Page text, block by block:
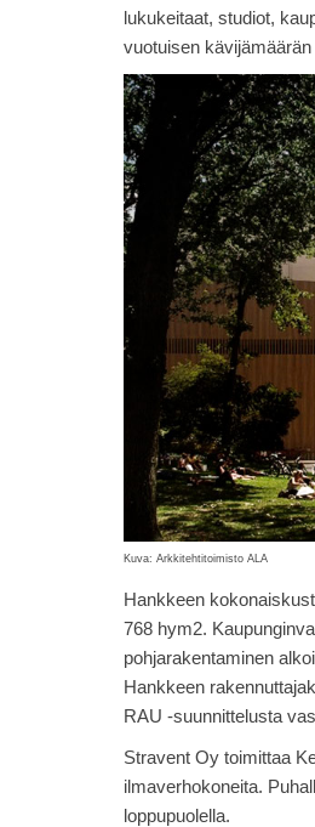
lukukeitaat, studiot,
vuotuisen
Kuva: Arkkitehtitoimisto ALA
Hankkeen
768 hym2.
pohjarakentaminen
Hankkeen
RAU -suunnittelusta
Stravent Oy toimittaa
ilmaverhokoneita.
loppupuolella.